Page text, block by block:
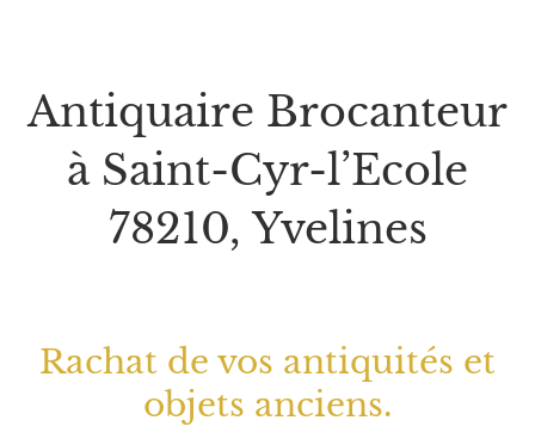
Antiquaire Brocanteur
à Saint-Cyr-l’Ecole
78210, Yvelines
Rachat de vos antiquités et
objets anciens.